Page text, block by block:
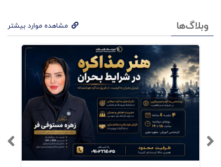
وبلاگ‌ها مشاهده موارد بیشتر